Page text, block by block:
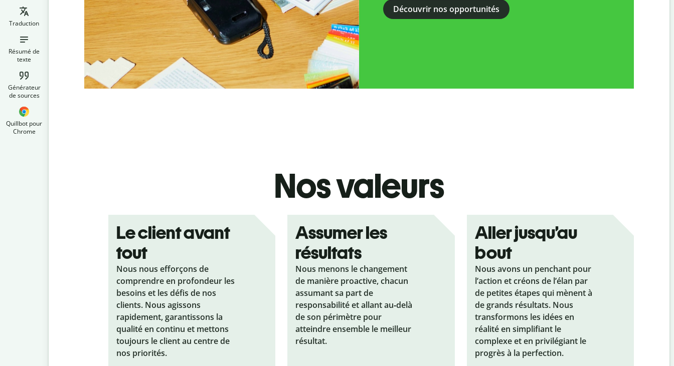
Traduction
Résumé de
texte
Générateur
de sources
Quillbot pour
Chrome
Découvrir nos opportunités
Nos valeurs
Le client avant
tout
Nous nous efforçons de
comprendre en profondeur les
besoins et les défis de nos
clients. Nous agissons
rapidement, garantissons la
qualité en continu et mettons
toujours le client au centre de
nos priorités.
Assumer les
résultats
Nous menons le changement
de manière proactive, chacun
assumant sa part de
responsabilité et allant au‑delà
de son périmètre pour
atteindre ensemble le meilleur
résultat.
Aller jusqu’au
bout
Nous avons un penchant pour
l’action et créons de l’élan par
de petites étapes qui mènent à
de grands résultats. Nous
transformons les idées en
réalité en simplifiant le
complexe et en privilégiant le
progrès à la perfection.